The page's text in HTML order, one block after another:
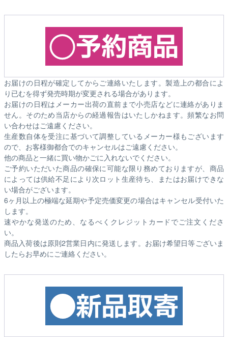
お届けの日程が確定してからご連絡いたします。製造上の都合によ
り已むを得ず発売時期が変更される場合があります。
お届けの日程はメーカー出荷の直前まで小売店などに連絡がありま
せん。そのため当店からの経過報告はいたしかねます。頻繁なお問
い合わせはご遠慮ください。
生産数自体を受注に基づいて調整しているメーカー様もございます
ので、お客様御都合でのキャンセルはご遠慮ください。
他の商品と一緒に買い物かごに入れないでください。
ご予約いただいた商品の確保に可能な限り務めておりますが、商品
によっては供給不足により次ロット生産待ち、またはお届けできな
い場合がございます。
6ヶ月以上の極端な延期や予定売価変更の場合はキャンセル受付いた
します。
速やかな発送のため、なるべくクレジットカードでご注文くださ
い。
商品入荷後は原則2営業日内に発送します。お届け希望日等ございま
したらお早めにご連絡ください。